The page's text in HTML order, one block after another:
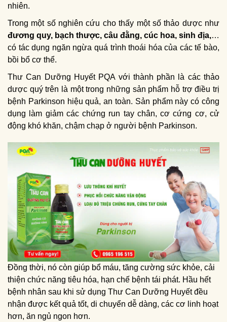
nhiên.
Trong một số nghiên cứu cho thấy một số thảo dược như
đương quy, bạch thược, câu đằng, cúc hoa, sinh địa,…
có tác dụng ngăn ngừa quá trình thoái hóa của các tế bào,
bồi bổ cơ thể.
Thư Can Dưỡng Huyết PQA với thành phần là các thảo
dược quý trên là một trong những sản phẩm hỗ trợ điều trị
bệnh Parkinson hiệu quả, an toàn. Sản phẩm này có công
dụng làm giảm các chứng run tay chân, cơ cứng cơ, cử
động khó khăn, chậm chạp ở người bệnh Parkinson.
Đồng thời, nó còn giúp bổ máu, tăng cường sức khỏe, cải
thiện chức năng tiêu hóa, hạn chế bệnh tái phát. Hầu hết
bệnh nhân sau khi sử dụng Thư Can Dưỡng Huyết đều
nhận được kết quả tốt, di chuyển dễ dàng, các cơ linh hoạt
hơn, ăn ngủ ngon hơn.